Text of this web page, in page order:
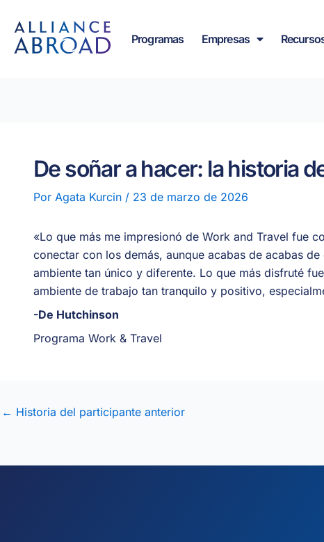
contenido
Programas Empresas
De soñar a hacer: la historia
Por Agata Kurcin / 23 de marzo de 2026
«Lo que más me impresionó de Work and Travel fue
conectar con los demás, aunque acabas de acabas de
ambiente tan único y diferente. Lo que más disfruté
ambiente de trabajo tan tranquilo y positivo,
-De Hutchinson
Programa Work & Travel
← Historia del participante anterior